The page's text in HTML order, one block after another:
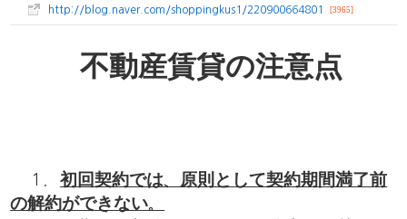
http://blog.naver.com/shoppingkus1/220900664801 [3965]
不動産賃貸の注意点
１．初回契約では、原則として契約期間満了前
の解約ができない。